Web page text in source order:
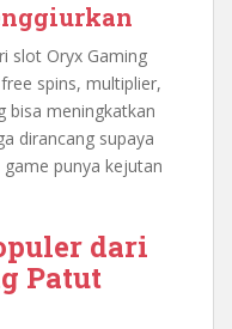
slot Oryx Gaming
spins, multiplier,
bisa meningkatkan
dirancang supaya
punya kejutan
dari
Patut